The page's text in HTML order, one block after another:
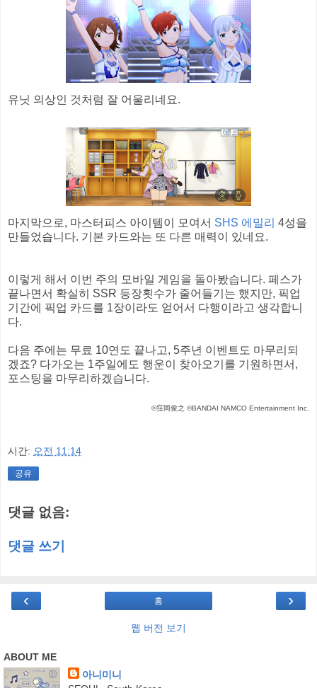
유닛 의상인 것처럼 잘 어울리네요.
마지막으로, 마스터피스 아이템이 모여서 SHS 에밀리 4성을
만들었습니다. 기본 카드와는 또 다른 매력이 있네요.
이렇게 해서 이번 주의 모바일 게임을 돌아봤습니다. 페스가
끝나면서 확실히 SSR 등장횟수가 줄어들기는 했지만, 픽업
기간에 픽업 카드를 1장이라도 얻어서 다행이라고 생각합니
다.
다음 주에는 무료 10연도 끝나고, 5주년 이벤트도 마무리되
겠죠? 다가오는 1주일에도 행운이 찾아오기를 기원하면서,
포스팅을 마무리하겠습니다.
©窪岡俊之 ©BANDAI NAMCO Entertainment Inc.
시간: 오전 11:14
공유
댓글 없음:
댓글 쓰기
‹ ›
홈
웹 버전 보기
ABOUT ME
아니미니